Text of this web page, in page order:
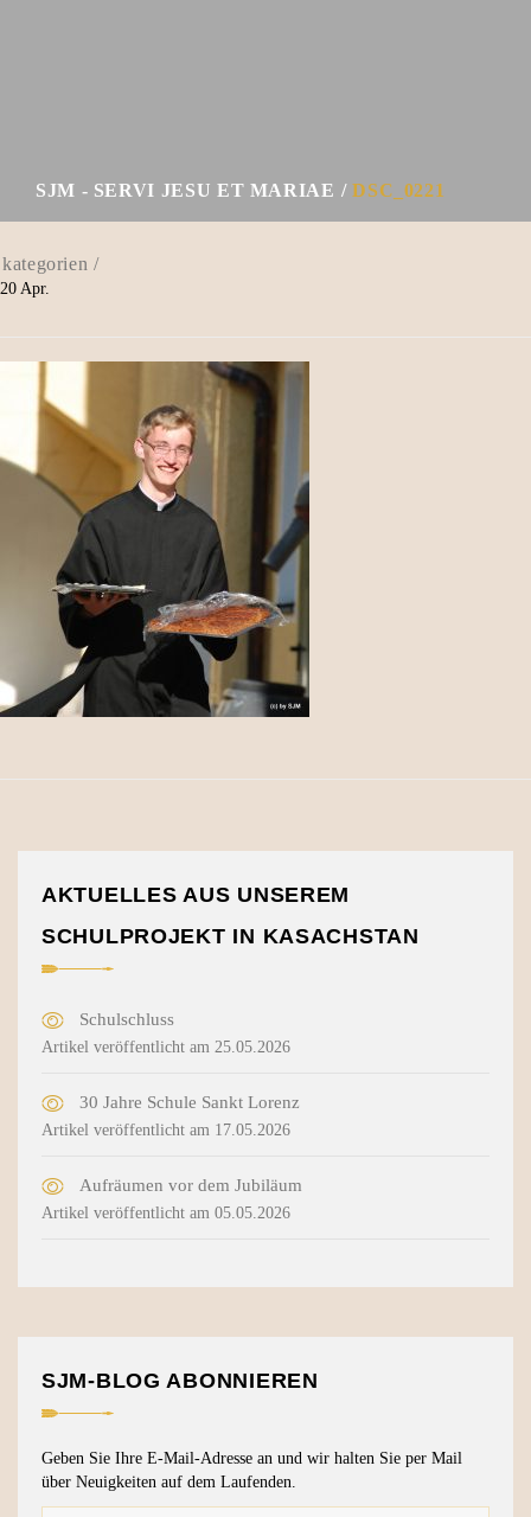
SJM - SERVI JESU ET MARIAE DSC_0221
20 Apr.
AKTUELLES AUS UNSEREM
SCHULPROJEKT IN KASACHSTAN
Schulschluss
Artikel veröffentlicht am 25.05.2026
30 Jahre Schule Sankt Lorenz
Artikel veröffentlicht am 17.05.2026
Aufräumen vor dem Jubiläum
Artikel veröffentlicht am 05.05.2026
SJM-BLOG ABONNIEREN
Geben Sie Ihre E-Mail-Adresse an und wir halten Sie per Mail
über Neuigkeiten auf dem Laufenden.